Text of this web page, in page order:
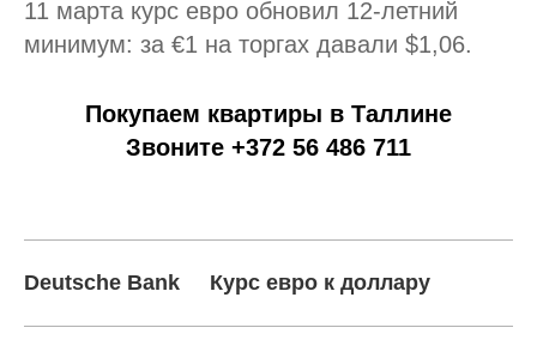
11 марта курс евро обновил 12-летний
минимум: за €1 на торгах давали $1,06.
Покупаем квартиры в Таллине
Звоните +372 56 486 711
Deutsche Bank Курс евро к доллару